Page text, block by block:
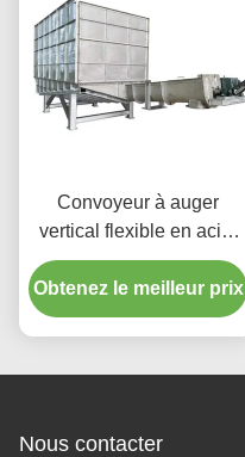
Convoyeur à auger
vertical flexible en acier
inoxydable résistant à la
chaleur avec trémie à
usage industriel
Obtenez le meilleur prix
Nous contacter